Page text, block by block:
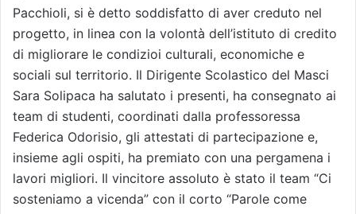
Pacchioli, si è detto soddisfatto di aver creduto nel
progetto, in linea con la volontà dell’istituto di credito
di migliorare le condizioi culturali, economiche e
sociali sul territorio. Il Dirigente Scolastico del Masci
Sara Solipaca ha salutato i presenti, ha consegnato ai
team di studenti, coordinati dalla professoressa
Federica Odorisio, gli attestati di partecipazione e,
insieme agli ospiti, ha premiato con una pergamena i
lavori migliori. Il vincitore assoluto è stato il team “Ci
sosteniamo a vicenda” con il corto “Parole come